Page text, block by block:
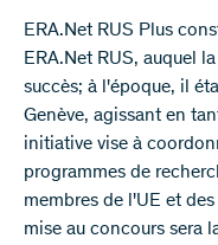
ERA.Net RUS Plus
ERA.Net RUS, auquel
succès; à l'époque, il
Genève, agissant en
initiative vise à
programmes de
membres de l'UE et
mise au concours sera